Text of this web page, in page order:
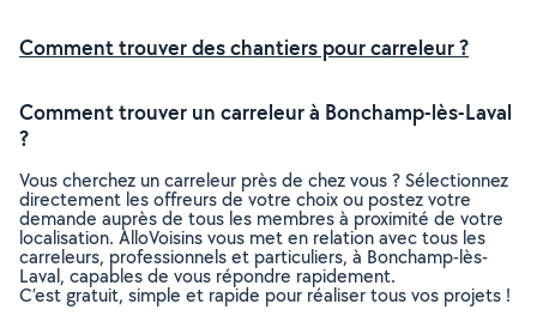
Comment trouver des chantiers pour carreleur ?
Comment trouver un carreleur à Bonchamp-lès-Laval
?
Vous cherchez un carreleur près de chez vous ? Sélectionnez
directement les offreurs de votre choix ou postez votre
demande auprès de tous les membres à proximité de votre
localisation. AlloVoisins vous met en relation avec tous les
carreleurs, professionnels et particuliers, à Bonchamp-lès-
Laval, capables de vous répondre rapidement.
C’est gratuit, simple et rapide pour réaliser tous vos projets !